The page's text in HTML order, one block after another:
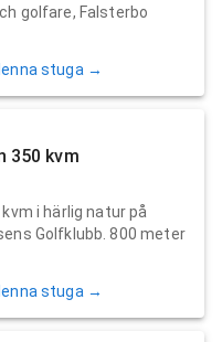
golfare, Falsterbo
stuga →
350 kvm
i härlig natur på
Golfklubb. 800 meter
stuga →